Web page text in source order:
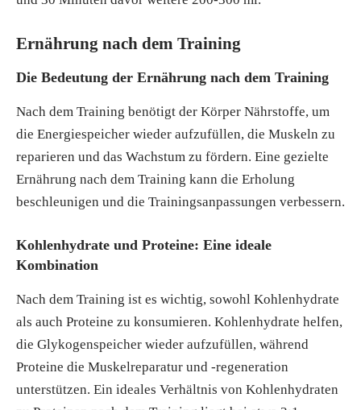
Ernährung nach dem Training
Die Bedeutung der Ernährung nach dem Training
Nach dem Training benötigt der Körper Nährstoffe, um
die Energiespeicher wieder aufzufüllen, die Muskeln zu
reparieren und das Wachstum zu fördern. Eine gezielte
Ernährung nach dem Training kann die Erholung
beschleunigen und die Trainingsanpassungen verbessern.
Kohlenhydrate und Proteine: Eine ideale
Kombination
Nach dem Training ist es wichtig, sowohl Kohlenhydrate
als auch Proteine zu konsumieren. Kohlenhydrate helfen,
die Glykogenspeicher wieder aufzufüllen, während
Proteine die Muskelreparatur und -regeneration
unterstützen. Ein ideales Verhältnis von Kohlenhydraten